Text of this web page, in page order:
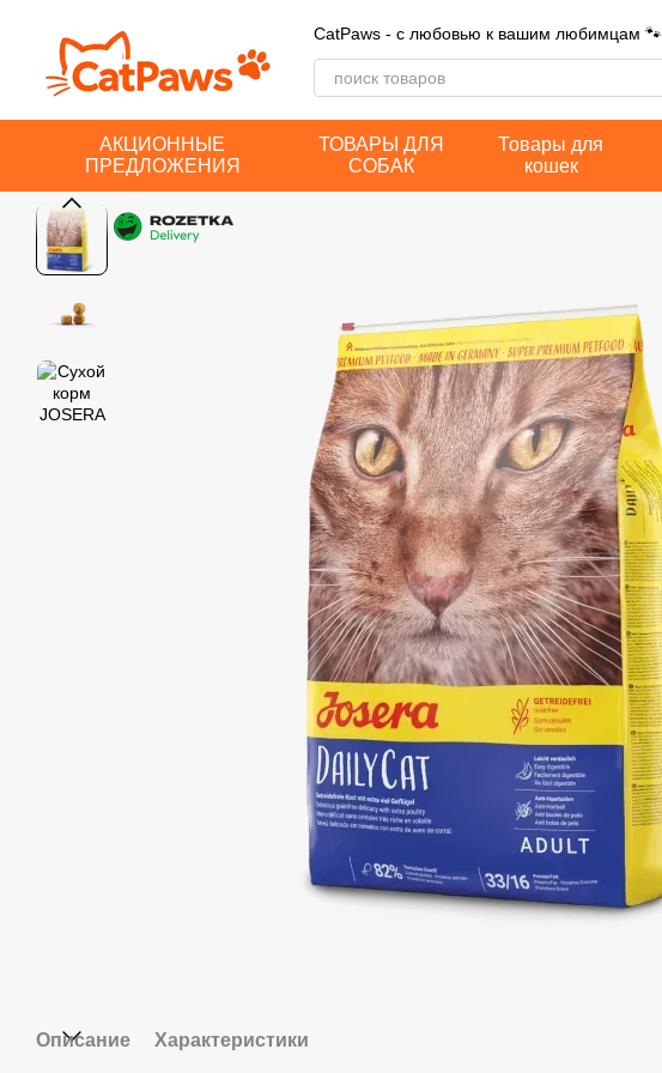
CatPaws - с любовью к вашим любимцам 🐾
АКЦИОННЫЕ
ПРЕДЛОЖЕНИЯ
ТОВАРЫ ДЛЯ
СОБАК
Товары для
кошек
Описание Характеристики